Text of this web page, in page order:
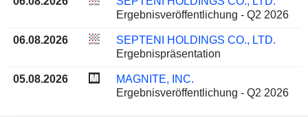
Ergebnisveröffentlichung - Q2 2026
06.08.2026
SEPTENI HOLDINGS CO., LTD.
Ergebnispräsentation
05.08.2026
MAGNITE, INC.
Ergebnisveröffentlichung - Q2 2026